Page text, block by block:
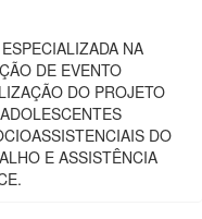
NA
DE EVENTO
DO PROJETO
DO
E ASSISTÊNCIA